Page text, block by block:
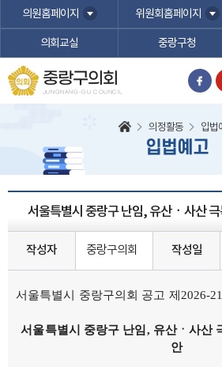
본문바로가기
의원홈페이지 위원회홈페이지
의회교실 중랑구청
중랑구의회
JUNGNANG-GU COUNCIL
의정활동 입법
입법예고
서울특별시 중랑구 난임, 유산ㆍ사산
작성자 중랑구의회 작성일
서울특별시 중랑구의회 공고 제2026-
서울특별시 중랑구 난임 , 유산ㆍ사산
안